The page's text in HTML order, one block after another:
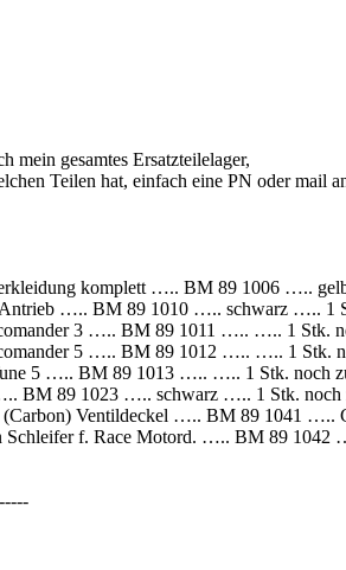
mein gesamtes Ersatzteilelager,
Teilen hat, einfach eine PN oder mail
komplett ….. BM 89 1006 …..
….. BM 89 1010 ….. schwarz ….. 1
3 ….. BM 89 1011 ….. ….. 1 Stk.
5 ….. BM 89 1012 ….. ….. 1 Stk.
5 ….. BM 89 1013 ….. ….. 1 Stk. noch
BM 89 1023 ….. schwarz ….. 1 Stk. noch
Ventildeckel ….. BM 89 1041 …..
f. Race Motord. ….. BM 89 1042